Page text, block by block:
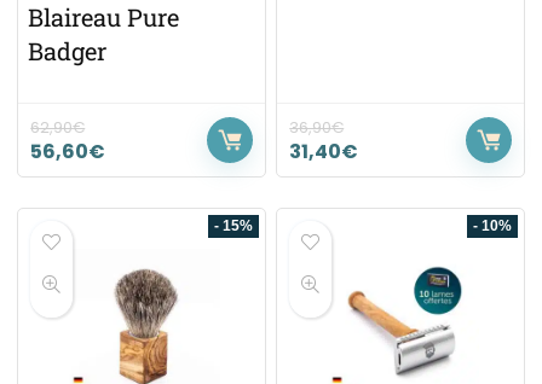
Blaireau Pure
Badger
62,90€
56,60€
36,90€
31,40€
- 15% - 10%